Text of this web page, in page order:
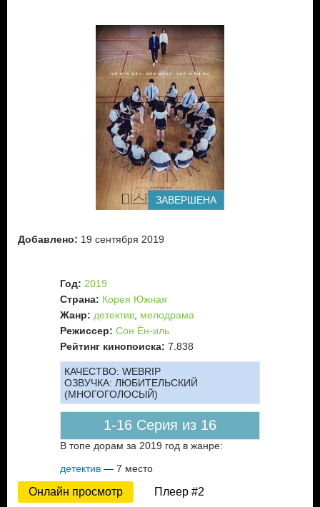
ЗАВЕРШЕНА
Добавлено: 19 сентября 2019
Год: 2019
Страна: Корея Южная
Жанр: детектив мелодрама
Режиссер: Сон Ён-иль
Рейтинг кинопоиска: 7.838
КАЧЕСТВО: WEBRIP
ОЗВУЧКА: ЛЮБИТЕЛЬСКИЙ
(МНОГОГОЛОСЫЙ)
1-16 Серия из 16
В топе дорам за 2019 год в жанре:
детектив — 7 место
Онлайн просмотр Плеер #2